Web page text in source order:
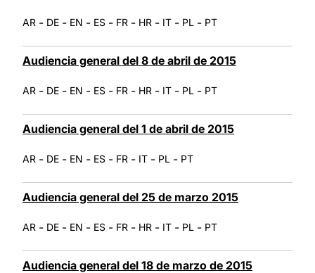
AR - DE - EN - ES - FR - HR - IT - PL - PT
Audiencia general del 8 de abril de 2015
AR - DE - EN - ES - FR - HR - IT - PL - PT
Audiencia general del 1 de abril de 2015
AR - DE - EN - ES - FR - IT - PL - PT
Audiencia general del 25 de marzo 2015
AR - DE - EN - ES - FR - HR - IT - PL - PT
Audiencia general del 18 de marzo de 2015